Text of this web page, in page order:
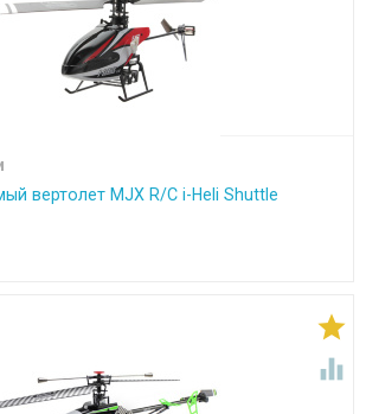
вертолет MJX R/C i-Heli Shuttle

